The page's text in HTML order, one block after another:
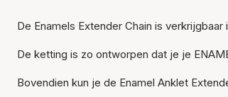
De Enamels Extender Chain is
De ketting is zo ontworpen dat je je
Bovendien kun je de Enamel Anklet